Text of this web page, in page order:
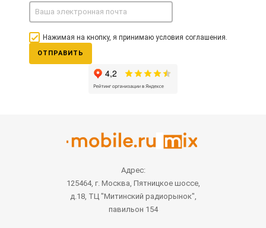
Нажимая на кнопку, я принимаю условия соглашения.
ОТПРАВИТЬ
Адрес:
125464, г. Москва, Пятницкое шоссе,
д.18, ТЦ "Митинский радиорынок",
павильон 154